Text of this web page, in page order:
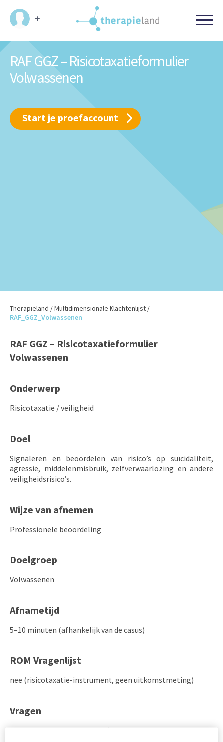
RAF GGZ – Risicotaxatieformulier
Volwassenen
Start je proefaccount
Therapieland /Multidimensionale Klachtenlijst /
RAF_GGZ_Volwassenen
RAF GGZ – Risicotaxatieformulier
Volwassenen
Onderwerp
Risicotaxatie / veiligheid
Doel
Signaleren en beoordelen van risico’s op suïcidaliteit,
agressie, middelenmisbruik, zelfverwaarlozing en andere
veiligheidsrisico’s.
Wijze van afnemen
Professionele beoordeling
Doelgroep
Volwassenen
Afnametijd
5–10 minuten (afhankelijk van de casus)
ROM Vragenlijst
nee (risicotaxatie-instrument, geen uitkomstmeting)
Vragen
Meerdere risico­domeinen (suïcide, agressie, verslaving,